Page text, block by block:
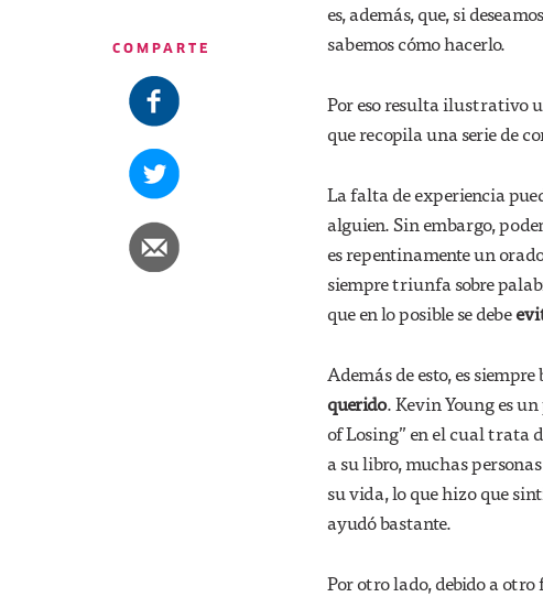
COMPARTE
es, además, que, si
sabemos cómo hacerlo.
Por eso resulta ilustrativo
que recopila una serie de
La falta de experiencia
alguien. Sin embargo,
es repentinamente un
siempre triunfa sobre
que en lo posible se debe
Además de esto, es siempre
querido. Kevin Young es
of Losing” en el cual trata
a su libro, muchas
su vida, lo que hizo que
ayudó bastante.
Por otro lado, debido a